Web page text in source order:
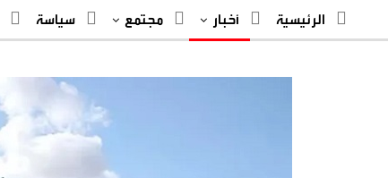
الرئيسية أخبار مجتمع سياسة